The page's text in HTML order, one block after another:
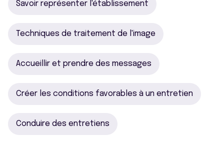
Savoir représenter l'établissement
Techniques de traitement de l'image
Accueillir et prendre des messages
Créer les conditions favorables à un entretien
Conduire des entretiens